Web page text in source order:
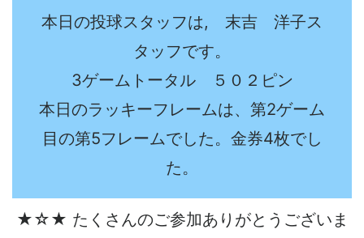
本日の投球スタッフは, 末吉 洋子ス
タッフです。
3ゲームトータル ５０２ピン
本日のラッキーフレームは、第2ゲーム
目の第5フレームでした。金券4枚でし
た。
★☆★ たくさんのご参加ありがとうございま